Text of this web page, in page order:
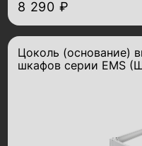
8 290 ₽
Цоколь (основание)
шкафов серии EMS